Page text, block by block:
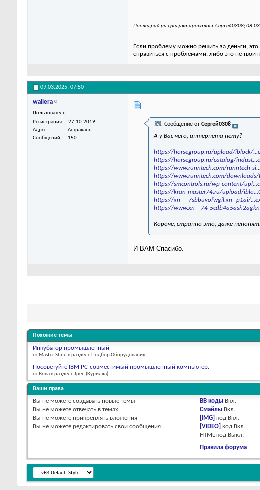
Последний раз редактировалось Сергей0308;
Если проблему можно решить за деньги,
справиться с проблемами, либо это не твои
09.03.2025, 07:50
wallera
Пользователь
Регистрация
27.10.2019
Адрес
Астрахань
Сообщений
150
Сообщение от Сергей0308
А у Вас чего, интернета нету?
https://horsegroup.ru/upload/iblock/
https://horsegroup.ru/catalog/
https://www.runntech.com/runntech-
https://www.runntech.com/downloads/
https://smcontrols.ru/wp-content/
https://kran-master74.ru/upload/
https://xn----7sbbuvofwgil.xn--p1ai/
https://www.xn---74-
Короче, странно это, даже
И ВАМ Спасибо.
Похожие темы
Инкубатор промышленный
от Master Shifu в разделе Подбор Оборудования
Посоветуйте IBM PC-совместимый промышленный компьютер.
от Вова в разделе Трёп (Курилка)
Ваши права
Вы не можете создавать новые темы
Вы не можете отвечать в темах
Вы не можете прикреплять вложения
Вы не можете редактировать свои сообщения
BB коды Вкл.
Смайлы Вкл.
[IMG] код Вкл.
[VIDEO] код Вкл.
HTML код Выкл.
Правила форума